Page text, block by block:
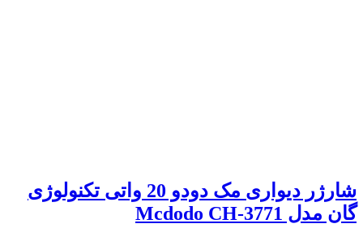
شارژر دیواری مک دودو 20 واتی تکنولوژی
گان مدل Mcdodo CH-3771